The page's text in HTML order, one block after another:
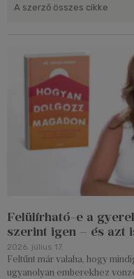
A szerző összes cikke
Felülírható-e a
szerint igen – és azt
2026. július 17.
Feltűnt már valaha, hogy
ugyanolyan emberekhez